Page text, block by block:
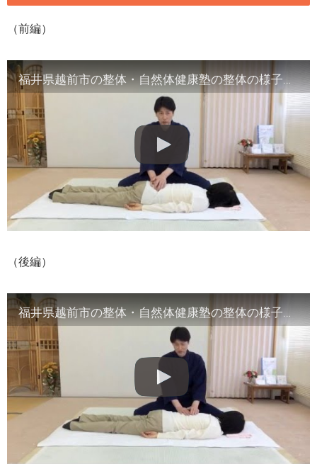
（前編）
福井県越前市の整体・自然体健康塾の整体の様子（1）背骨の観察／骨盤他
（後編）
福井県越前市の整体・自然体健康塾の整体の様子（2）腹部や首など